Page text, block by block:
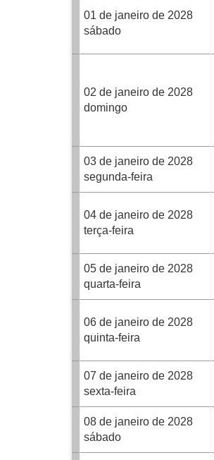
01 de janeiro de 2028
sábado
02 de janeiro de 2028
domingo
03 de janeiro de 2028
segunda-feira
04 de janeiro de 2028
terça-feira
05 de janeiro de 2028
quarta-feira
06 de janeiro de 2028
quinta-feira
07 de janeiro de 2028
sexta-feira
08 de janeiro de 2028
sábado